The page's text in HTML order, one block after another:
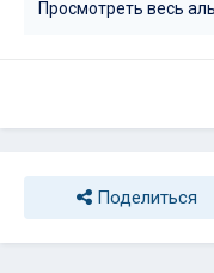
Просмотреть весь
Поделиться